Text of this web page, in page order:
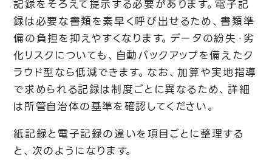
記録をそろえて提示する必要があります。電子記
録は必要な書類を素早く呼び出せるため、書類準
備の負担を抑えやすくなります。データの紛失・劣
化リスクについても、自動バックアップを備えたク
ラウド型なら低減できます。なお、加算や実地指導
で求められる記録は制度ごとに異なるため、詳細
は所管自治体の基準を確認してください。
紙記録と電子記録の違いを項目ごとに整理する
と、次のようになります。